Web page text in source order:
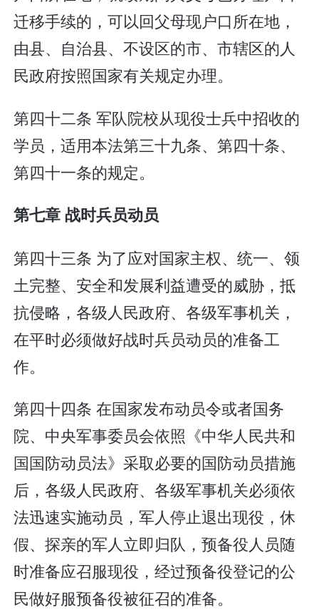
迁移手续的，可以回父母现户口所在地，
由县、自治县、不设区的市、市辖区的人
民政府按照国家有关规定办理。
第四十二条 军队院校从现役士兵中招收的
学员，适用本法第三十九条、第四十条、
第四十一条的规定。
第七章 战时兵员动员
第四十三条 为了应对国家主权、统一、领
土完整、安全和发展利益遭受的威胁，抵
抗侵略，各级人民政府、各级军事机关，
在平时必须做好战时兵员动员的准备工
作。
第四十四条 在国家发布动员令或者国务
院、中央军事委员会依照《中华人民共和
国国防动员法》采取必要的国防动员措施
后，各级人民政府、各级军事机关必须依
法迅速实施动员，军人停止退出现役，休
假、探亲的军人立即归队，预备役人员随
时准备应召服现役，经过预备役登记的公
民做好服预备役被征召的准备。